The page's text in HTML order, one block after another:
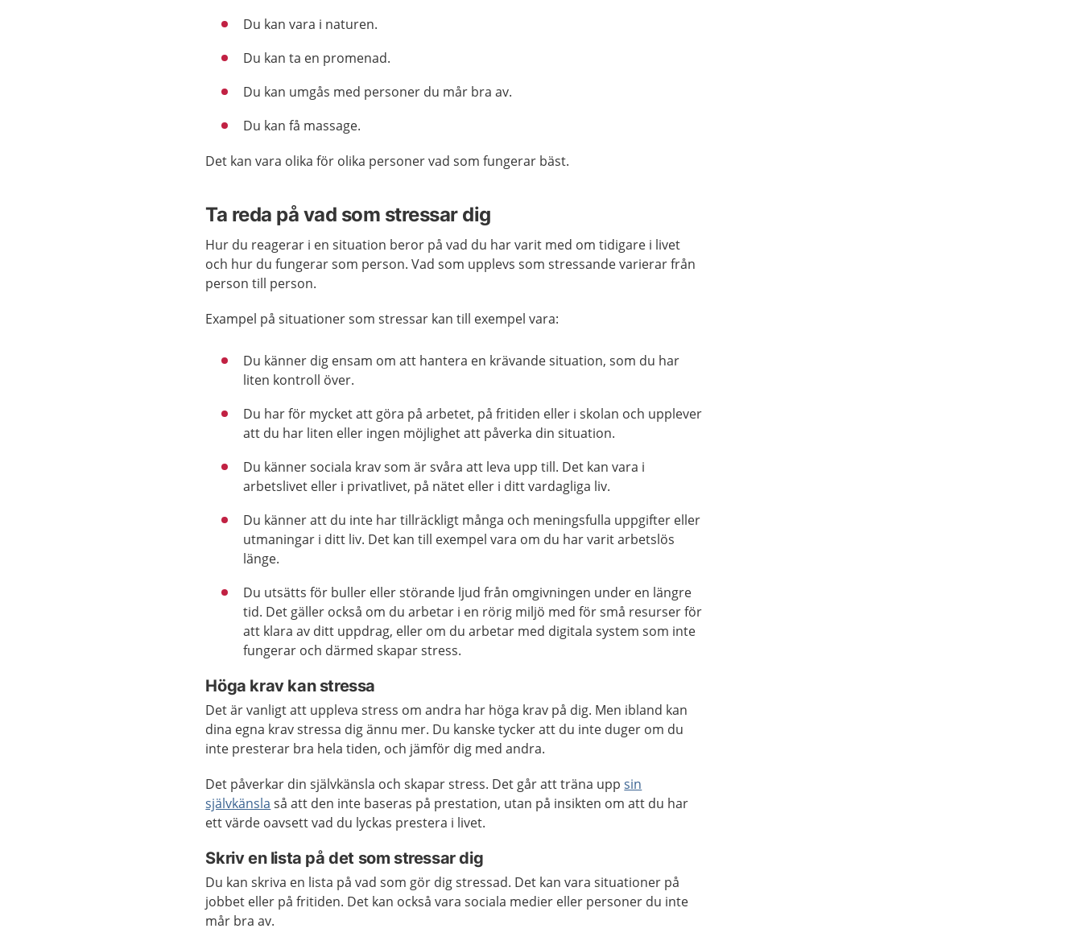
Du kan vara i naturen.
Du kan ta en promenad.
Du kan umgås med personer du mår bra av.
Du kan få massage.
Det kan vara olika för olika personer vad som fungerar bäst.
Ta reda på vad som stressar dig
Hur du reagerar i en situation beror på vad du har varit med om tidigare i livet
och hur du fungerar som person. Vad som upplevs som stressande varierar från
person till person.
Exampel på situationer som stressar kan till exempel vara:
Du känner dig ensam om att hantera en krävande situation, som du har
liten kontroll över.
Du har för mycket att göra på arbetet, på fritiden eller i skolan och upplever
att du har liten eller ingen möjlighet att påverka din situation.
Du känner sociala krav som är svåra att leva upp till. Det kan vara i
arbetslivet eller i privatlivet, på nätet eller i ditt vardagliga liv.
Du känner att du inte har tillräckligt många och meningsfulla uppgifter eller
utmaningar i ditt liv. Det kan till exempel vara om du har varit arbetslös
länge.
Du utsätts för buller eller störande ljud från omgivningen under en längre
tid. Det gäller också om du arbetar i en rörig miljö med för små resurser för
att klara av ditt uppdrag, eller om du arbetar med digitala system som inte
fungerar och därmed skapar stress.
Höga krav kan stressa
Det är vanligt att uppleva stress om andra har höga krav på dig. Men ibland kan
dina egna krav stressa dig ännu mer. Du kanske tycker att du inte duger om du
inte presterar bra hela tiden, och jämför dig med andra.
Det påverkar din självkänsla och skapar stress. Det går att träna uppsin
självkänsla så att den inte baseras på prestation, utan på insikten om att du har
ett värde oavsett vad du lyckas prestera i livet.
Skriv en lista på det som stressar dig
Du kan skriva en lista på vad som gör dig stressad. Det kan vara situationer på
jobbet eller på fritiden. Det kan också vara sociala medier eller personer du inte
mår bra av.